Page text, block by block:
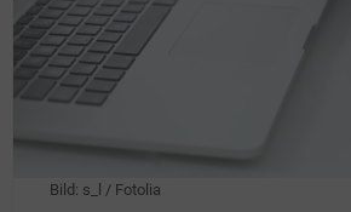
Bild: s_l / Fotolia